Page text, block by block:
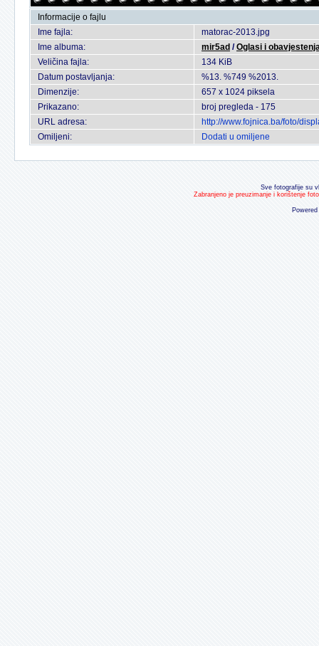
Informacije o fajlu
Ime fajla:
matorac-2013.jpg
Ime albuma:
mir5ad /Oglasi i
Veličina fajla:
134 KiB
Datum postavljanja:
%13. %749 %2013.
Dimenzije:
657 x 1024 piksela
Prikazano:
broj pregleda - 175
URL adresa:
http://www.fojnica.ba/foto/
Omiljeni:
Dodati u omiljene
Sve fotografije su
Zabranjeno je preuzimanje i korištenje